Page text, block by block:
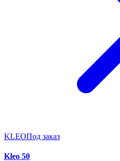
KLEOПод заказ
Kleo 50